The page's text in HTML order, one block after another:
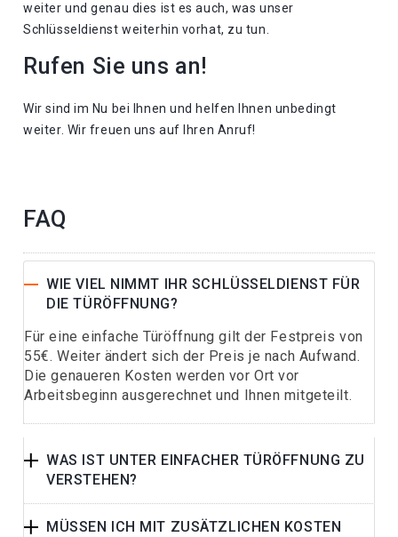
weiter und genau dies ist es auch, was unser
Schlüsseldienst weiterhin vorhat, zu tun.
Rufen Sie uns an!
Wir sind im Nu bei Ihnen und helfen Ihnen unbedingt
weiter. Wir freuen uns auf Ihren Anruf!
FAQ
WIE VIEL NIMMT IHR SCHLÜSSELDIENST FÜR
DIE TÜRÖFFNUNG?
Für eine einfache Türöffnung gilt der Festpreis von
55€. Weiter ändert sich der Preis je nach Aufwand.
Die genaueren Kosten werden vor Ort vor
Arbeitsbeginn ausgerechnet und Ihnen mitgeteilt.
WAS IST UNTER EINFACHER TÜRÖFFNUNG ZU
VERSTEHEN?
MÜSSEN ICH MIT ZUSÄTZLICHEN KOSTEN